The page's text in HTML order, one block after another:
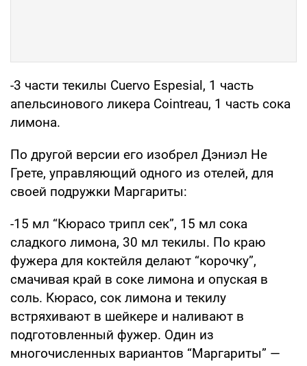
-3 части текилы Cuervo Espesial, 1 часть
апельсинового ликера Cointreau, 1 часть сока
лимона.
По другой версии его изобрел Дэниэл Не
Грете, управляющий одного из отелей, для
своей подружки Маргариты:
-15 мл “Кюрасо трипл сек”, 15 мл сока
сладкого лимона, 30 мл текилы. По краю
фужера для коктейля делают “корочку”,
смачивая край в соке лимона и опуская в
соль. Кюрасо, сок лимона и текилу
встряхивают в шейкере и наливают в
подготовленный фужер. Один из
многочисленных вариантов “Маргариты” —